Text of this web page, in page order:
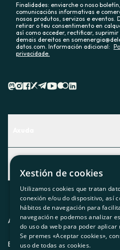
Finalidades: enviarche o noso
comunicacións informativas e
nosos produtos, servizos e eventos.
retirar o teu consentimento en
así como acceder, rectificar,
demais dereitos en
datos.com. Información adicional:
privacidade.
Descubre qué servicio te
Contacto
Actualidad
O recuncho da socia
Prensa
Trabaja con nosotros
Aviso legalPolítica de privacidad
ES CAGLEU
Xestión de cookies
Utilizamos cookies que tratan
conexión e/ou do dispositivo, así
hábitos de navegación para
navegación e podemos analizar
do uso da web para poder aplicar
Se premes «Aceptar cookies»,
uso de todas as cookies.